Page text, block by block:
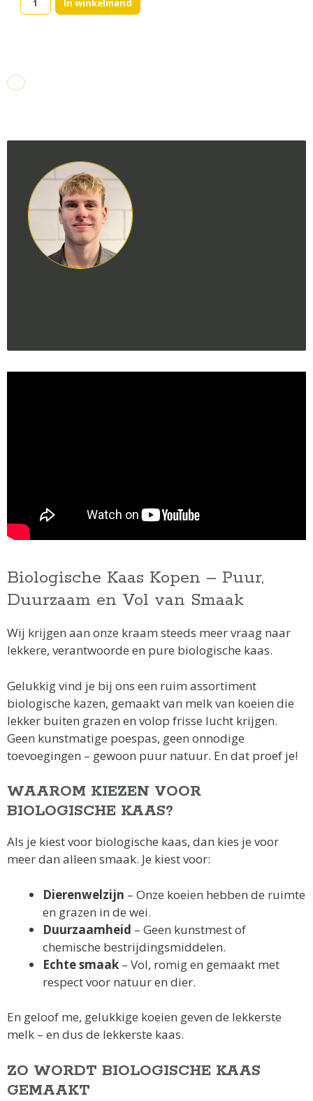
(5.)
In winkelmand
Biologische kaas – Wat maakt
het nou zo bijzonder?
Luca legt het je graag uit. Hij
heeft er niet alleen verstand van,
hij heeft er ook écht kaas van
Biologische Kaas Kopen – Puur,
Duurzaam en Vol van Smaak
Wij krijgen aan onze kraam steeds meer vraag naar
lekkere, verantwoorde en pure biologische kaas.
Gelukkig vind je bij ons een ruim assortiment
biologische kazen, gemaakt van melk van koeien die
lekker buiten grazen en volop frisse lucht krijgen.
Geen kunstmatige poespas, geen onnodige
toevoegingen – gewoon puur natuur. En dat proef je!
WAAROM KIEZEN VOOR
BIOLOGISCHE KAAS?
Als je kiest voor biologische kaas, dan kies je voor
meer dan alleen smaak. Je kiest voor:
Dierenwelzijn – Onze koeien hebben de ruimte
en grazen in de wei.
Duurzaamheid – Geen kunstmest of
chemische bestrijdingsmiddelen.
Echte smaak – Vol, romig en gemaakt met
respect voor natuur en dier.
En geloof me, gelukkige koeien geven de lekkerste
melk – en dus de lekkerste kaas.
ZO WORDT BIOLOGISCHE KAAS
GEMAAKT